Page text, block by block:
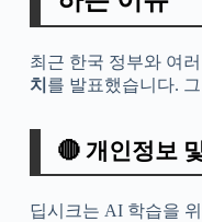
최근 한국 정부와 여
치 를 발표했습니다.
🔴 개인정보
딥시크는 AI 학습을